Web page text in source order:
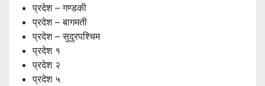
प्रदेश – गण्डकी
प्रदेश – बागमती
प्रदेश – सुदुरपश्चिम
प्रदेश १
प्रदेश २
प्रदेश ५